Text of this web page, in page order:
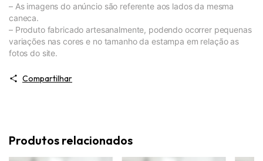
– As imagens do anúncio são referente aos lados da mesma
caneca.
– Produto fabricado artesanalmente, podendo ocorrer pequenas
variações nas cores e no tamanho da estampa em relação as
fotos do site.
Compartilhar
Produtos relacionados